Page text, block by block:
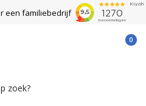
een familiebedrijf
0